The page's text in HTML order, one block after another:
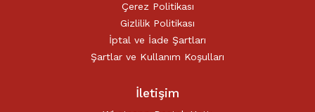
Çerez Politikası
Gizlilik Politikası
İptal ve İade Şartları
Şartlar ve Kullanım Koşulları
İletişim